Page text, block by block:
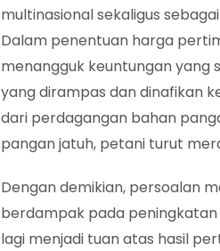
multinasional sekaligus
Dalam penentuan harga
menangguk keuntungan yang
yang dirampas dan dinafikan
dari perdagangan bahan
pangan jatuh, petani turut
Dengan demikian, persoalan
berdampak pada
lagi menjadi tuan atas hasil